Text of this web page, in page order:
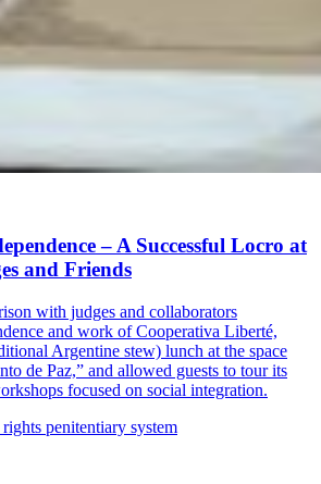
– A Successful Locro at
and Friends
with judges and collaborators
and work of Cooperativa Liberté,
Argentine stew) lunch at the space
de Paz,” and allowed guests to tour its
focused on social integration.
rights penitentiary system